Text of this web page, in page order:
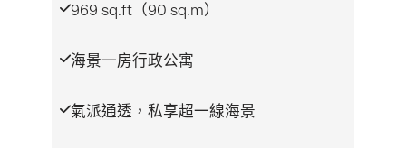
969 sq.ft（90 sq.m）
海景一房行政公寓
氣派通透，私享超一線海景